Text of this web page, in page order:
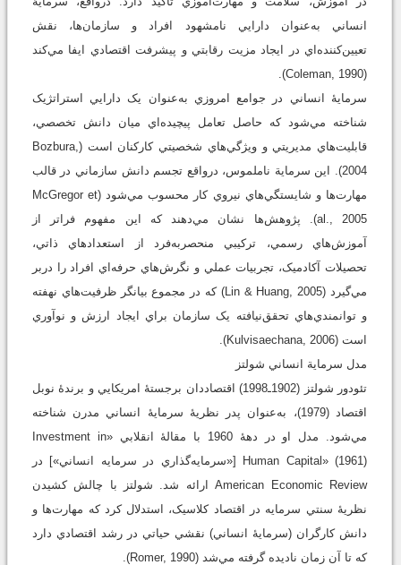
انساني به‌عنوان دارايي نامشهود افراد و سازمان‌ها، نقش
تعيين‌کننده‌اي در ايجاد مزيت رقابتي و پيشرفت اقتصادي ايفا مي‌کند
(Coleman, 1990).
سرمايۀ انساني در جوامع امروزي به‌عنوان يک دارايي استراتژيک
شناخته مي‌شود که حاصل تعامل پيچيده‌اي ميان دانش تخصصي،
قابليت‌هاي مديريتي و ويژگي‌هاي شخصيتي کارکنان است (Bozbura,
2004). اين سرماية ناملموس، درواقع تجسم دانش سازماني در قالب
مهارت‌ها و شايستگي‌هاي نيروي کار محسوب مي‌شود (McGregor et
al., 2005). پژوهش‌ها نشان مي‌دهند که اين مفهوم فراتر از
آموزش‌هاي رسمي، ترکيبي منحصر‌به‌فرد از استعدادهاي ذاتي،
تحصيلات آکادميک، تجربيات عملي و نگرش‌هاي حرفه‌اي افراد را دربر
مي‌گيرد (Lin & Huang, 2005) که در مجموع بيانگر ظرفيت‌هاي نهفته
و توانمندي‌هاي تحقق‌نيافته يک سازمان براي ايجاد ارزش و نوآوري
است (Kulvisaechana, 2006).
مدل سرماية انساني شولتز
تئودور شولتز (1902ـ1998) اقتصاددان برجستۀ امريکايي و برندۀ نوبل
اقتصاد (1979)، به‌عنوان پدر نظريۀ سرمايۀ انساني مدرن شناخته
مي‌شود. مدل او در دهۀ 1960 با مقالۀ انقلابي «Investment in
Human Capital» (1961) [«سرمايه‌گذاري در سرمايه انساني»] در
American Economic Review ارائه شد. شولتز با چالش کشيدن
نظريۀ سنتي سرمايه در اقتصاد کلاسيک، استدلال کرد که مهارت‌ها و
دانش کارگران (سرمايۀ انساني) نقشي حياتي در رشد اقتصادي دارد
که تا آن زمان ناديده گرفته مي‌شد (Romer, 1990).